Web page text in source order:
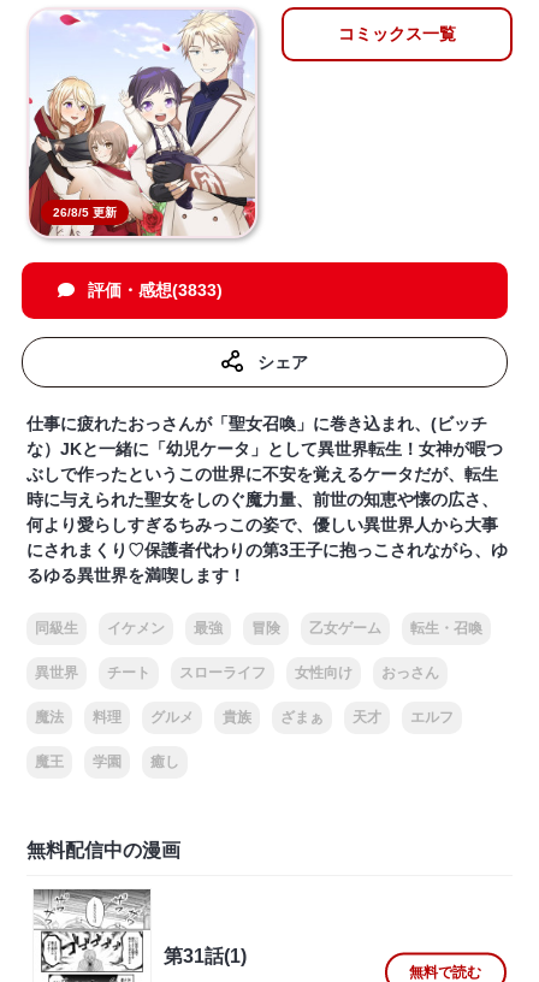
26/8/5 更新
コミックス一覧
評価・感想(3833)
シェア
仕事に疲れたおっさんが「聖女召喚」に巻き込まれ、(ビッチ
な）JKと一緒に「幼児ケータ」として異世界転生！女神が暇つ
ぶしで作ったというこの世界に不安を覚えるケータだが、転生
時に与えられた聖女をしのぐ魔力量、前世の知恵や懐の広さ、
何より愛らしすぎるちみっこの姿で、優しい異世界人から大事
にされまくり♡保護者代わりの第3王子に抱っこされながら、ゆ
るゆる異世界を満喫します！
同級生 イケメン 最強 冒険 乙女ゲーム 転生・召喚
異世界 チート スローライフ 女性向け おっさん
魔法 料理 グルメ 貴族 ざまぁ 天才 エルフ
魔王 学園 癒し
無料配信中の漫画
第31話(1)
無料で読む